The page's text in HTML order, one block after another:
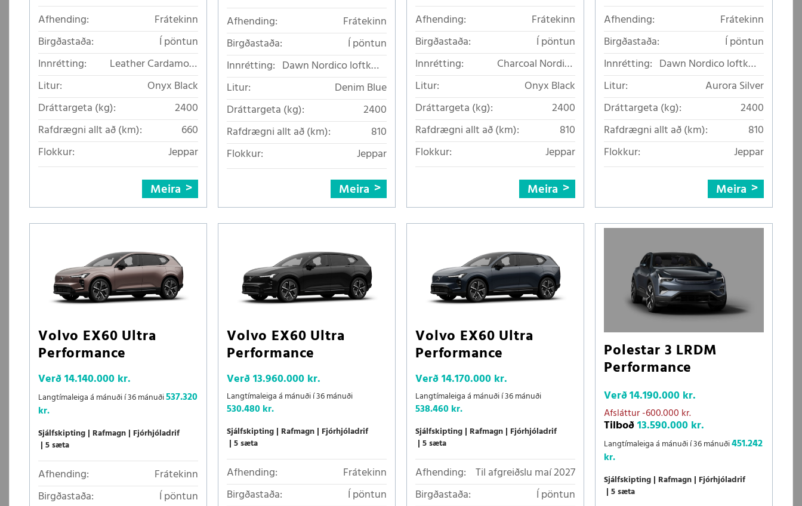
Afhending:
Frátekinn
Birgðastaða:
Í pöntun
Innrétting:
Leather Cardamom
Nappa
Litur:
Onyx Black
Dráttargeta (kg):
2400
Rafdrægni allt að (km):
660
Flokkur:
Jeppar
Meira
Afhending:
Frátekinn
Birgðastaða:
Í pöntun
Innrétting: Dawn Nordico loftkælt
áklæði
Litur:
Denim Blue
Dráttargeta (kg):
2400
Rafdrægni allt að (km):
810
Flokkur:
Jeppar
Meira
Afhending:
Frátekinn
Birgðastaða:
Í pöntun
Innrétting:
Charcoal Nordico
loftkælt áklæði
Litur:
Onyx Black
Dráttargeta (kg):
2400
Rafdrægni allt að (km):
810
Flokkur:
Jeppar
Meira
Afhending:
Frátekinn
Birgðastaða:
Í pöntun
Innrétting: Dawn Nordico loftkælt
áklæði
Litur:
Aurora Silver
Dráttargeta (kg):
2400
Rafdrægni allt að (km):
810
Flokkur:
Jeppar
Meira
Volvo EX60 Ultra
Performance
Verð14.140.000 kr.
Langtímaleiga á mánuði í 36 mánuði537.320
kr.
Sjálfskipting Rafmagn Fjórhjóladrif
5 sæta
Afhending:
Frátekinn
Birgðastaða:
Í pöntun
Volvo EX60 Ultra
Performance
Verð13.960.000 kr.
Langtímaleiga á mánuði í 36 mánuði
530.480 kr.
Sjálfskipting Rafmagn Fjórhjóladrif
5 sæta
Afhending:
Frátekinn
Birgðastaða:
Í pöntun
Volvo EX60 Ultra
Performance
Verð14.170.000 kr.
Langtímaleiga á mánuði í 36 mánuði
538.460 kr.
Sjálfskipting Rafmagn Fjórhjóladrif
5 sæta
Afhending: Til afgreiðslu maí 2027
Birgðastaða:
Í pöntun
Polestar 3 LRDM
Performance
Verð14.190.000 kr.
Afsláttur-600.000 kr.
Tilboð13.590.000 kr.
Langtímaleiga á mánuði í 36 mánuði451.242
kr.
Sjálfskipting Rafmagn Fjórhjóladrif
5 sæta